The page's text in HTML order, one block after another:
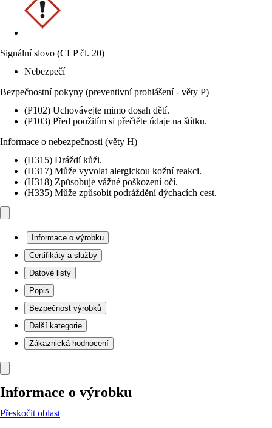
Signální slovo (CLP čl. 20)
Nebezpečí
Bezpečnostní pokyny (preventivní prohlášení - věty P)
(P102) Uchovávejte mimo dosah dětí.
(P103) Před použitím si přečtěte údaje na štítku.
Informace o nebezpečnosti (věty H)
(H315) Dráždí kůži.
(H317) Může vyvolat alergickou kožní reakci.
(H318) Způsobuje vážné poškození očí.
(H335) Může způsobit podráždění dýchacích cest.
Informace o výrobku
Certifikáty a služby
Datové listy
Popis
Bezpečnost výrobků
Další kategorie
Zákaznická hodnocení
Informace o výrobku
Přeskočit oblast